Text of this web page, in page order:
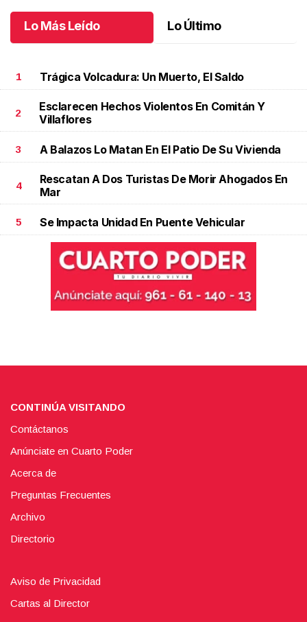
Lo Más Leído Lo Último
1 Trágica Volcadura: Un Muerto, El Saldo
2
Esclarecen Hechos Violentos En Comitán Y
Villaflores
3 A Balazos Lo Matan En El Patio De Su Vivienda
4
Rescatan A Dos Turistas De Morir Ahogados En
Mar
5 Se Impacta Unidad En Puente Vehicular
CONTINÚA VISITANDO
Contáctanos
Anúnciate en Cuarto Poder
Acerca de
Preguntas Frecuentes
Archivo
Directorio
Aviso de Privacidad
Cartas al Director